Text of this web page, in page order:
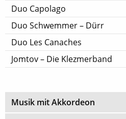
Duo Capolago
Duo Schwemmer – Dürr
Duo Les Canaches
Jomtov – Die Klezmerband
Musik mit Akkordeon